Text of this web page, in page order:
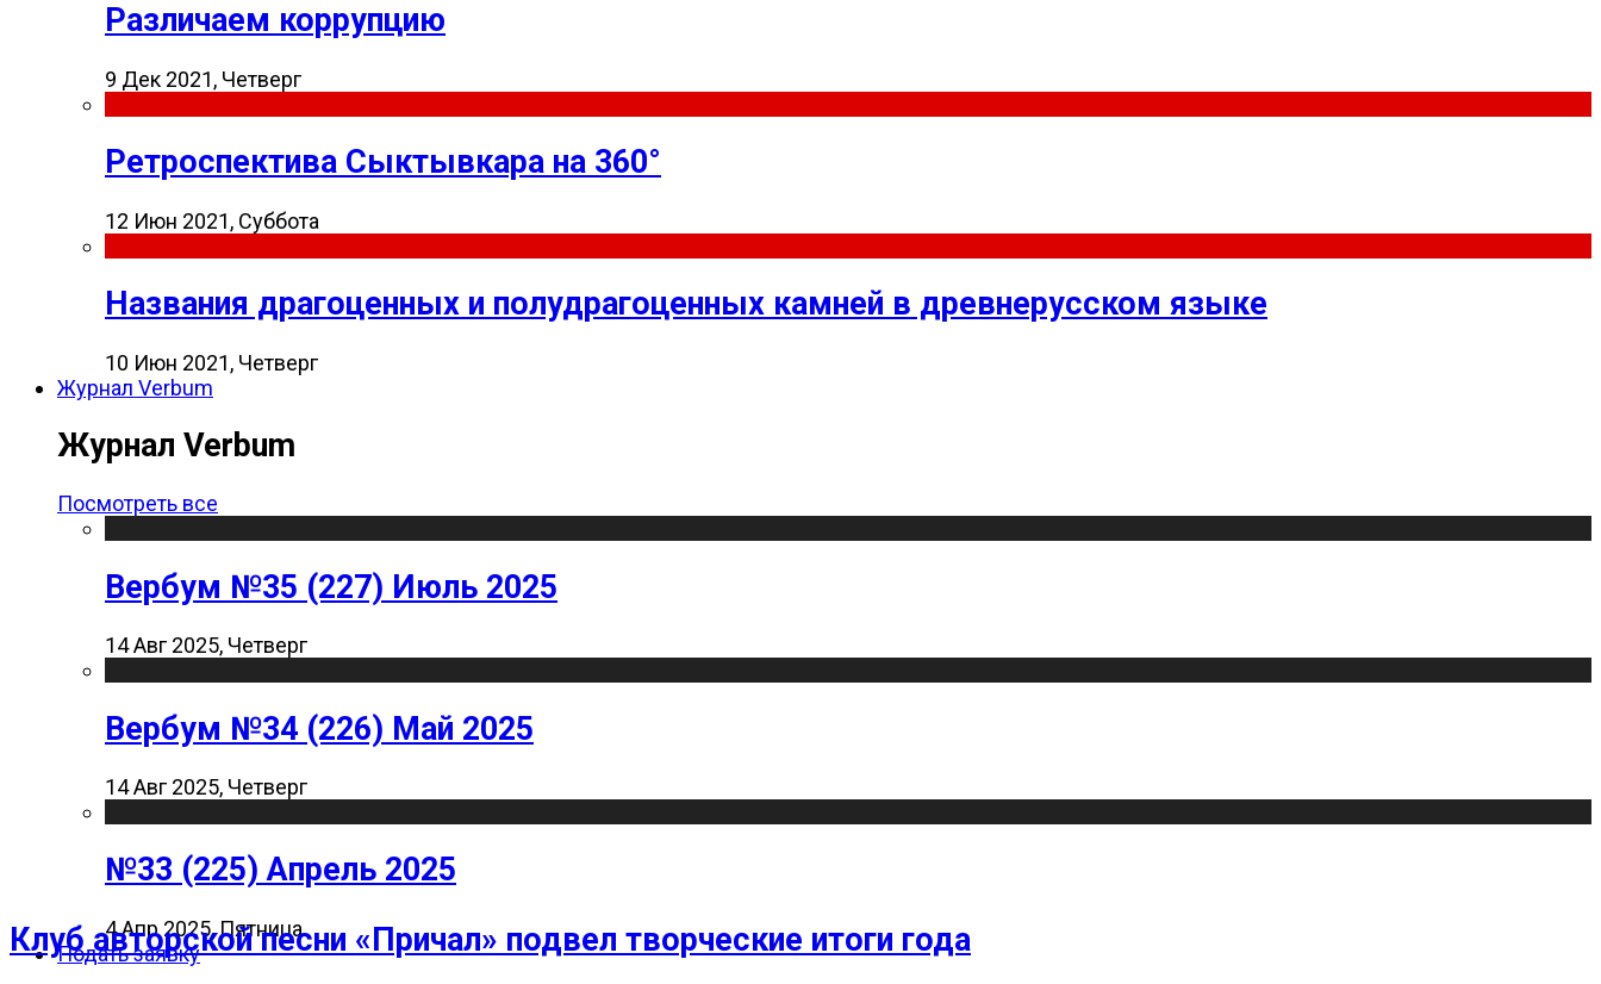
Различаем коррупцию
9 Дек 2021, Четверг
Ретроспектива Сыктывкара на 360°
12 Июн 2021, Суббота
Названия драгоценных и полудрагоценных камней в древнерусском языке
10 Июн 2021, Четверг
Журнал Verbum
Журнал Verbum
Посмотреть все
Вербум №35 (227) Июль 2025
14 Авг 2025, Четверг
Вербум №34 (226) Май 2025
14 Авг 2025, Четверг
№33 (225) Апрель 2025
4 Апр 2025, Пятница
Подать заявку
Клуб авторской песни «Причал» подвел творческие итоги года